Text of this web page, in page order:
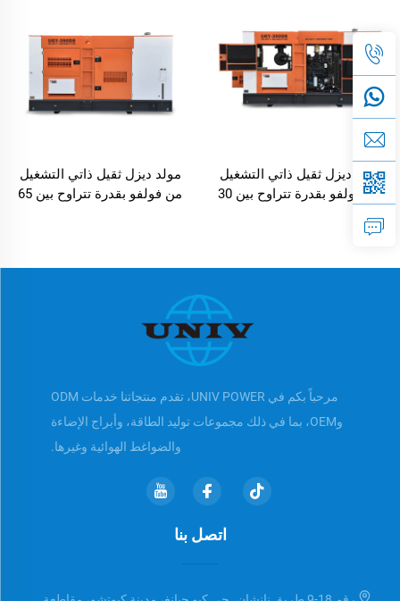
مولد ديزل ثقيل ذاتي التشغيل
من فولفو بقدرة تتراوح بين 30
مولد ديزل ثقيل ذاتي التشغيل
من فولفو بقدرة تتراوح بين 65
مرحباً بكم في UNIV POWER، تقدم منتجاتنا خدمات ODM
وOEM، بما في ذلك مجموعات توليد الطاقة، وأبراج الإضاءة
والضواغط الهوائية وغيرها.
اتصل بنا